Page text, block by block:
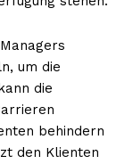
um die
die
behindern
den Klienten